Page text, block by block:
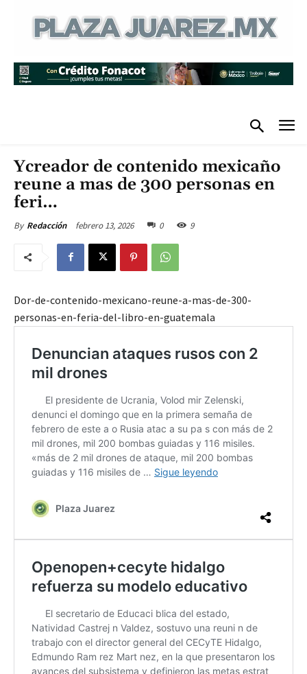
Ycreador de contenido mexicaño
reune a mas de 300 personas en
feri…
By Redacción febrero 13, 2026 0 9
Dor-de-contenido-mexicano-reune-a-mas-de-300-
personas-en-feria-del-libro-en-guatemala